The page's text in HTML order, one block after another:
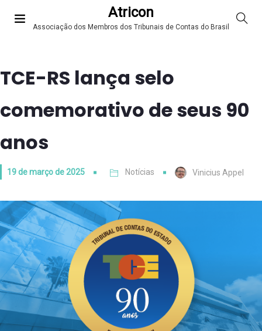
Atricon
Associação dos Membros dos Tribunais de Contas do Brasil
TCE-RS lança selo
comemorativo de seus 90
anos
19 de março de 2025 Notícias Vinicius Appel